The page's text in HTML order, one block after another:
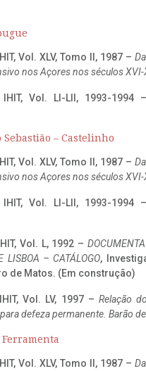
Vol. XLV, Tomo II, 1987 –
nos Açores nos séculos XVI-
Vol. LI-LII, 1993-1994
Sebastião – Castelinho
Vol. XLV, Tomo II, 1987 –
nos Açores nos séculos XVI-
Vol. LI-LII, 1993-1994
Vol. L, 1992 –
LISBOA – CATÁLOGO,
de Matos. (Em construção)
Vol. LV, 1997 – Relação
defeza permanente. Barão
Vol. XLV, Tomo II, 1987 –